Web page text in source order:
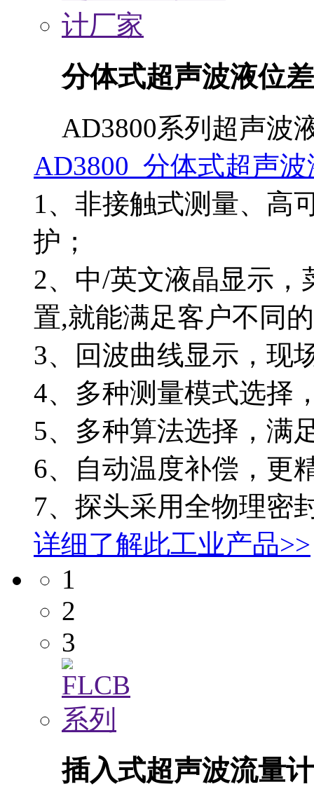
分体式超声波液位
AD3800系列超声波
AD3800 分体式超声
1、非接触式测量、高
护；
2、中/英文液晶显示
置,就能满足客户不同
3、回波曲线显示，现
4、多种测量模式选择
5、多种算法选择，满
6、自动温度补偿，更
7、探头采用全物理密
详细了解此工业产品>>
1
2
3
插入式超声波流量计